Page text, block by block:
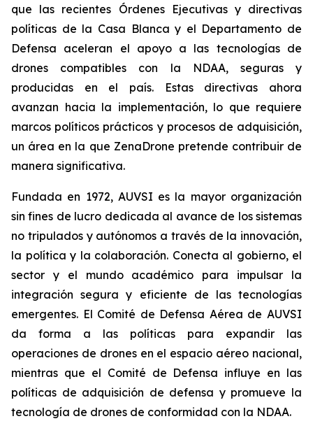
que las recientes Órdenes Ejecutivas y directivas
políticas de la Casa Blanca y el Departamento de
Defensa aceleran el apoyo a las tecnologías de
drones compatibles con la NDAA, seguras y
producidas en el país. Estas directivas ahora
avanzan hacia la implementación, lo que requiere
marcos políticos prácticos y procesos de adquisición,
un área en la que ZenaDrone pretende contribuir de
manera significativa.
Fundada en 1972, AUVSI es la mayor organización
sin fines de lucro dedicada al avance de los sistemas
no tripulados y autónomos a través de la innovación,
la política y la colaboración. Conecta al gobierno, el
sector y el mundo académico para impulsar la
integración segura y eficiente de las tecnologías
emergentes. El Comité de Defensa Aérea de AUVSI
da forma a las políticas para expandir las
operaciones de drones en el espacio aéreo nacional,
mientras que el Comité de Defensa influye en las
políticas de adquisición de defensa y promueve la
tecnología de drones de conformidad con la NDAA.